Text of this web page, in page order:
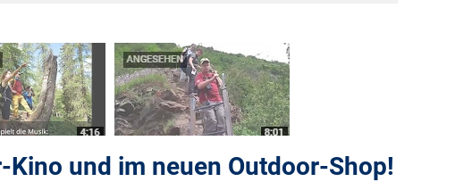
und im neuen Outdoor-Shop!